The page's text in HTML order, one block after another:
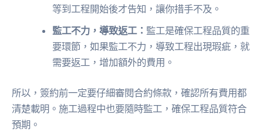
等到工程開始後才告知，讓你措手不及。
監工不力，導致返工： 監工是確保工程品質的重
要環節，如果監工不力，導致工程出現瑕疵，就
需要返工，增加額外的費用。
所以，簽約前一定要仔細審閱合約條款，確認所有費用都
清楚載明。施工過程中也要隨時監工，確保工程品質符合
預期。